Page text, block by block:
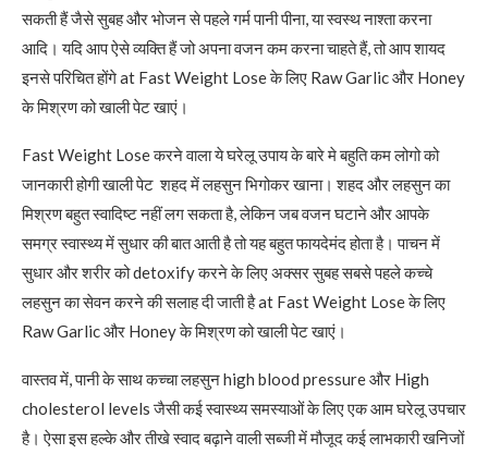
सकती हैं जैसे सुबह और भोजन से पहले गर्म पानी पीना, या स्वस्थ नाश्ता करना
आदि। यदि आप ऐसे व्यक्ति हैं जो अपना वजन कम करना चाहते हैं, तो आप शायद
इनसे परिचित होंगे at Fast Weight Lose के लिए Raw Garlic और Honey
के मिश्रण को खाली पेट खाएं।
Fast Weight Lose करने वाला ये घरेलू उपाय के बारे मे बहुति कम लोगो को
जानकारी होगी खाली पेट शहद में लहसुन भिगोकर खाना। शहद और लहसुन का
मिश्रण बहुत स्वादिष्ट नहीं लग सकता है, लेकिन जब वजन घटाने और आपके
समग्र स्वास्थ्य में सुधार की बात आती है तो यह बहुत फायदेमंद होता है। पाचन में
सुधार और शरीर को detoxify करने के लिए अक्सर सुबह सबसे पहले कच्चे
लहसुन का सेवन करने की सलाह दी जाती है at Fast Weight Lose के लिए
Raw Garlic और Honey के मिश्रण को खाली पेट खाएं।
वास्तव में, पानी के साथ कच्चा लहसुन high blood pressure और High
cholesterol levels जैसी कई स्वास्थ्य समस्याओं के लिए एक आम घरेलू उपचार
है। ऐसा इस हल्के और तीखे स्वाद बढ़ाने वाली सब्जी में मौजूद कई लाभकारी खनिजों